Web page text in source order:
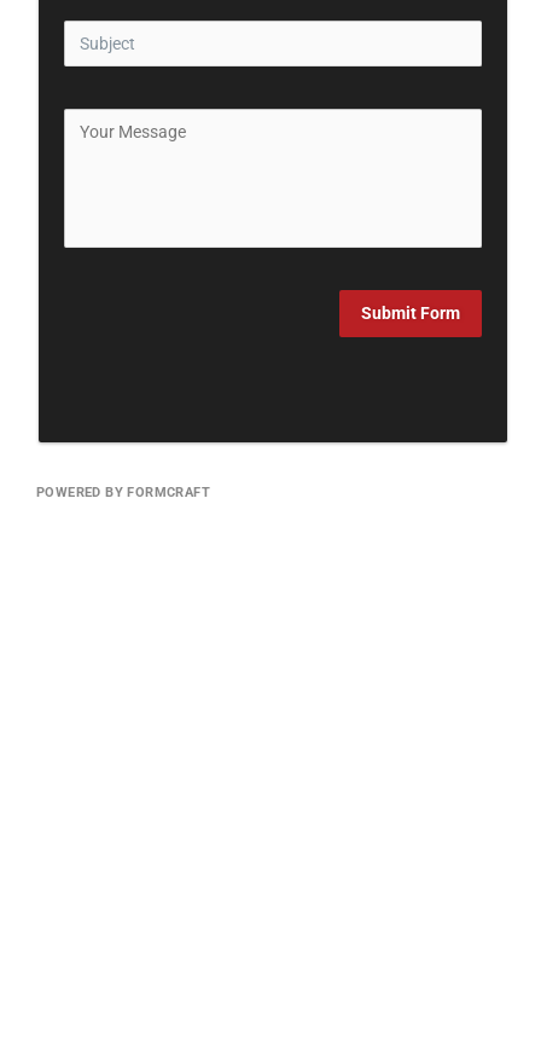
Submit Form
POWERED BY FORMCRAFT